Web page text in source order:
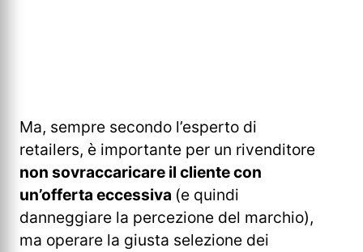
Ma, sempre secondo l’esperto di
retailers, è importante per un rivenditore
non sovraccaricare il cliente con
un’offerta eccessiva (e quindi
danneggiare la percezione del marchio),
ma operare la giusta selezione dei